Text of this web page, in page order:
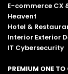
E-commerce CX
Heavent
Hotel &
Interior Exterior
IT Cybersecurity
PREMIUM ONE